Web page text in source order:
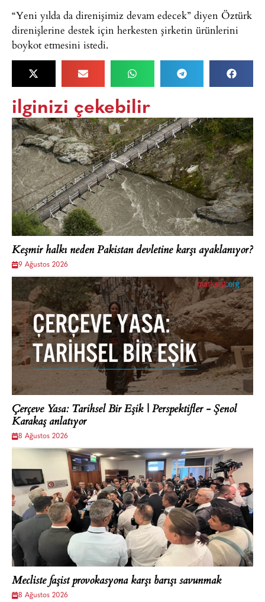
“Yeni yılda da direnişimiz devam edecek” diyen Öztürk
direnişlerine destek için herkesten şirketin ürünlerini
boykot etmesini istedi.
ilginizi çekebilir
Keşmir halkı neden Pakistan devletine karşı ayaklanıyor?
9 Ağustos 2026
Çerçeve Yasa: Tarihsel Bir Eşik | Perspektifler - Şenol
Karakaş anlatıyor
8 Ağustos 2026
Mecliste faşist provokasyona karşı barışı savunmak
8 Ağustos 2026